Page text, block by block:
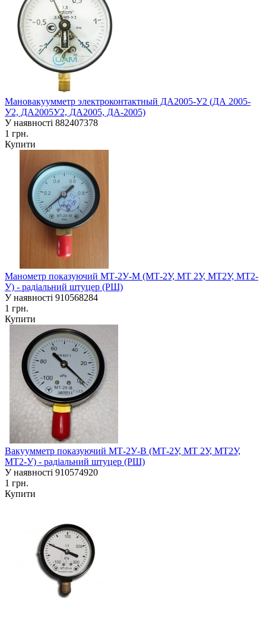
Мановакуумметр электроконтактный ДА2005-У2 (ДА 2005-
У2, ДА2005У2, ДА2005, ДА-2005)
У наявності 882407378
1 грн.
Купити
Манометр показуючий МТ-2У-М (МТ-2У, МТ 2У, МТ2У, МТ2-
У) - радіальний штуцер (РШ)
У наявності 910568284
1 грн.
Купити
Вакуумметр показуючий МТ-2У-В (МТ-2У, МТ 2У, МТ2У,
МТ2-У) - радіальний штуцер (РШ)
У наявності 910574920
1 грн.
Купити